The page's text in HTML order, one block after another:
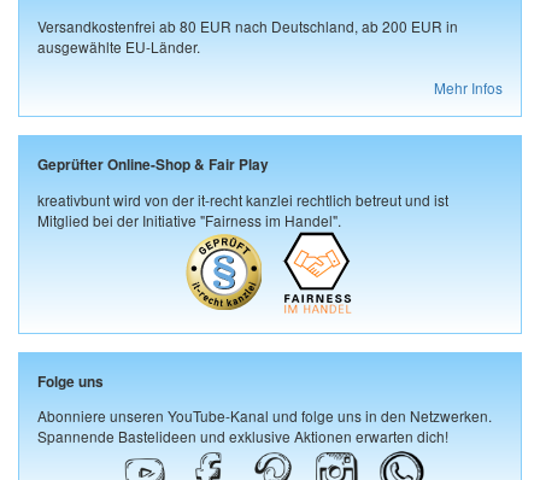
Versandkostenfrei ab 80 EUR nach Deutschland, ab 200 EUR in
ausgewählte EU-Länder.
Mehr Infos
Geprüfter Online-Shop & Fair Play
kreativbunt wird von der it-recht kanzlei rechtlich betreut und ist
Mitglied bei der Initiative "Fairness im Handel".
Folge uns
Abonniere unseren YouTube-Kanal und folge uns in den Netzwerken.
Spannende Bastelideen und exklusive Aktionen erwarten dich!